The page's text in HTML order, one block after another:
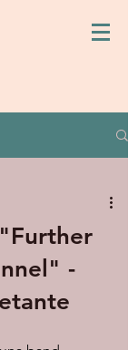
-